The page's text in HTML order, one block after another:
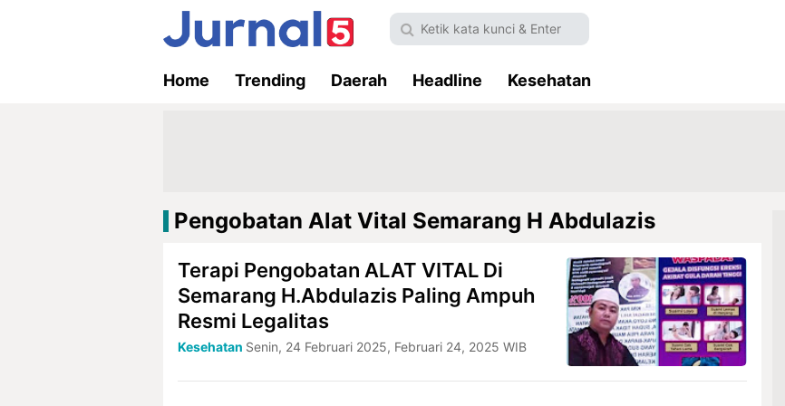
Home Trending Daerah Headline Kesehatan
Pengobatan Alat Vital Semarang H Abdulazis
Terapi Pengobatan ALAT VITAL Di
Semarang H.Abdulazis Paling Ampuh
Resmi Legalitas
Kesehatan Senin, 24 Februari 2025, Februari 24, 2025 WIB